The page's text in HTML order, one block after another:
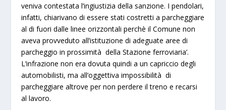
veniva contestata l’ingiustizia della sanzione. I pendolari,
infatti, chiarivano di essere stati costretti a parcheggiare
al di fuori dalle linee orizzontali perchè il Comune non
aveva provveduto all’istituzione di adeguate aree di
parcheggio in prossimità della Stazione ferroviaria’.
L’infrazione non era dovuta quindi a un capriccio degli
automobilisti, ma all’oggettiva impossibilità di
parcheggiare altrove per non perdere il treno e recarsi
al lavoro.